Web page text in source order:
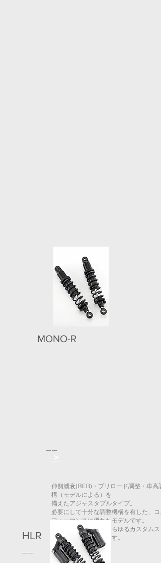
MONO-R
伸側減衰(REB)・プリロード調整・車高
構（モデルによる） を
備えたアジャスタブルタイプ。
必要にして十分な調整機構を有した、コ
フォーマンスに優れたモデルです。
シンプルな外観で、あらゆるカスタムス
に合わせていただけます。
HLR